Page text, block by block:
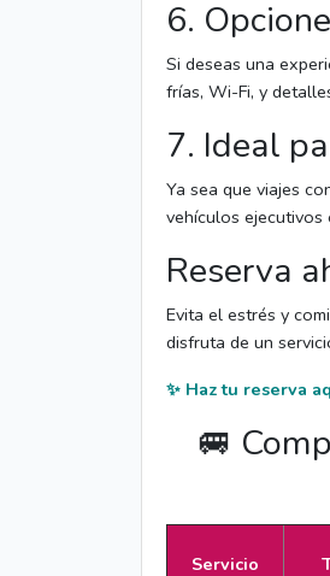
6.
Si deseas una
frías, Wi-Fi, y
7. Ideal
Ya sea que viajes
vehículos
Reserva
Evita el estrés y
disfruta de un
✨ Haz tu reserva
🚐
Servicio